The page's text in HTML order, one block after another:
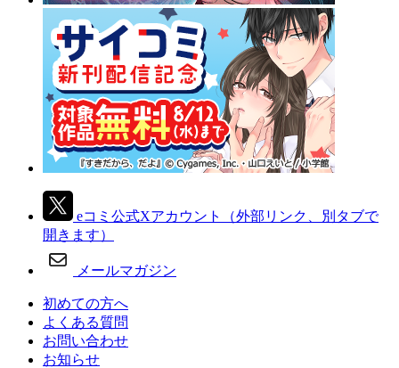
eコミ公式Xアカウント
（外部リンク、別タブで
開きます）
メールマガジン
初めての方へ
よくある質問
お問い合わせ
お知らせ